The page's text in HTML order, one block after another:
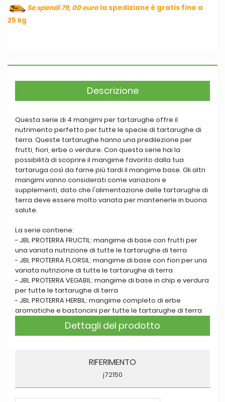
Se spendi 79, 00 eurola spedizione è gratis fino a
25 kg
Descrizione
Questa serie di 4 mangimi per tartarughe offre il
nutrimento perfetto per tutte le specie di tartarughe di
terra. Queste tartarughe hanno una predilezione per
frutti, fiori, erbe o verdure. Con questa serie hai la
possibilità di scoprire il mangime favorito dalla tua
tartaruga così da farne più tardi il mangime base. Gli altri
mangimi vanno considerati come variazioni e
supplementi, dato che l'alimentazione delle tartarughe di
terra deve essere molto variata per mantenerle in buona
salute.
La serie contiene:
- JBL PROTERRA FRUCTIL: mangime di base con frutti per
una variata nutrizione di tutte le tartarughe di terra
- JBL PROTERRA FLORSIL: mangime di base con fiori per una
variata nutrizione di tutte le tartarughe di terra
- JBL PROTERRA VEGABIL: mangime di base in chip e verdura
per tutte le tartarughe di terra
- JBL PROTERRA HERBIL: mangime completo di erbe
aromatiche e bastoncini per tutte le tartarughe di terra
Dettagli del prodotto
RIFERIMENTO
j72150